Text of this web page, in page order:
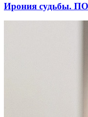
Ирония судьбы.